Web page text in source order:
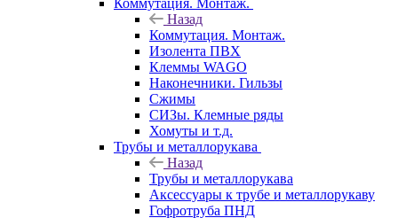
Назад
Коммутация. Монтаж.
Изолента ПВХ
Клеммы WAGO
Наконечники. Гильзы
Сжимы
СИЗы. Клемные ряды
Хомуты и т.д.
Трубы и металлорукава
Назад
Трубы и металлорукава
Аксессуары к трубе и металлорукаву
Гофротруба ПНД